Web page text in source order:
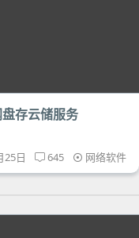
存云储服务
25日 645 网络软件